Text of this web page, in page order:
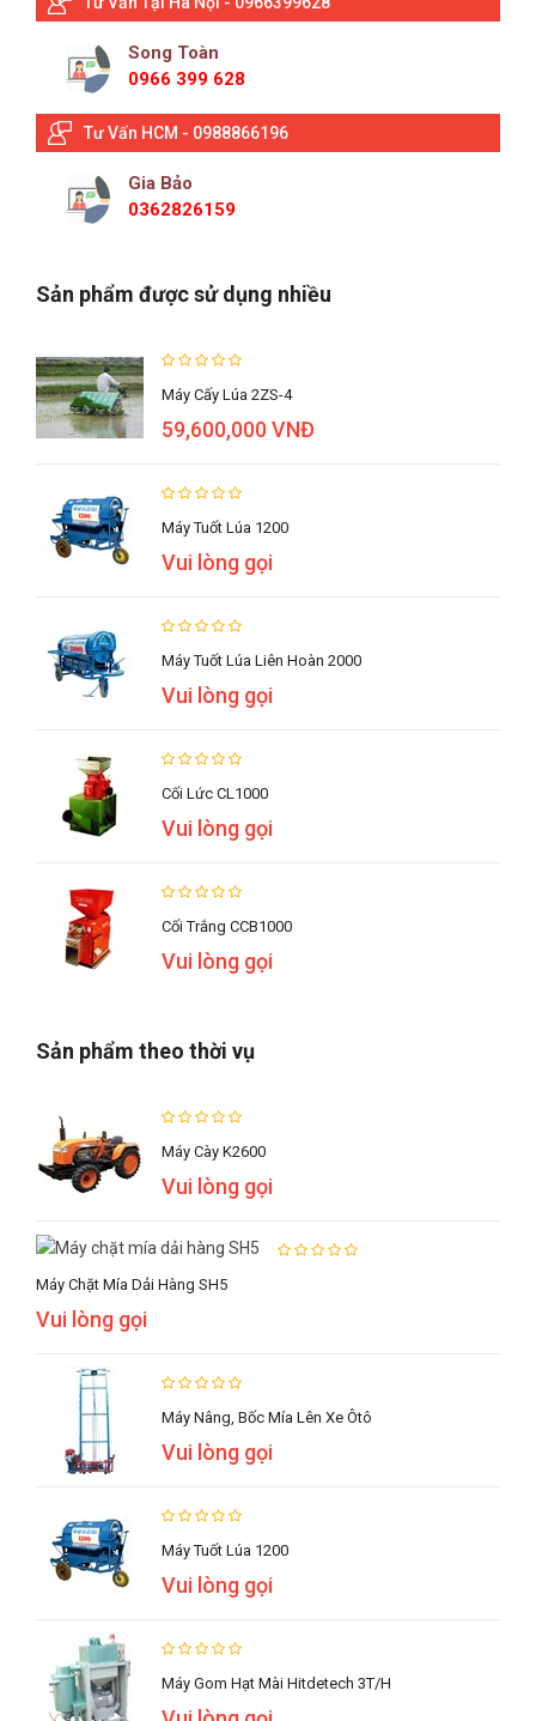
Song Toàn
0966 399 628
Tư Vấn HCM - 0988866196
Gia Bảo
0362826159
Sản phẩm được sử dụng nhiều
Máy Cấy Lúa 2ZS-4
59,600,000 VNĐ
Máy Tuốt Lúa 1200
Vui lòng gọi
Máy Tuốt Lúa Liên Hoàn 2000
Vui lòng gọi
Cối Lức CL1000
Vui lòng gọi
Cối Trắng CCB1000
Vui lòng gọi
Sản phẩm theo thời vụ
Máy Cày K2600
Vui lòng gọi
Máy Chặt Mía Dải Hàng SH5
Vui lòng gọi
Máy Nâng, Bốc Mía Lên Xe Ôtô
Vui lòng gọi
Máy Tuốt Lúa 1200
Vui lòng gọi
Máy Gom Hạt Mài Hitdetech 3T/h